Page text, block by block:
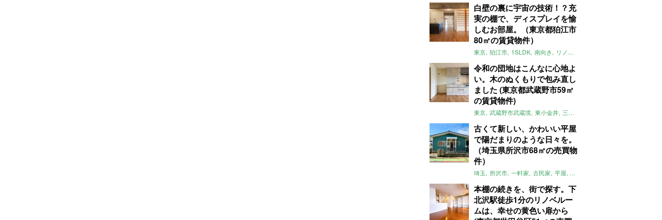
白壁の裏に宇宙の技術！？充
実の棚で、ディスプレイを愉
しむお部屋。（東京都狛江市
80㎡の賃貸物件）
東京 狛江市 1SLDK 南向き リノベ
令和の団地はこんなに心地よ
い。木のぬくもりで包み直し
ました (東京都武蔵野市59㎡
の賃貸物件)
東京 武蔵野市武蔵境 東小金井 三鷹
古くて新しい、かわいい平屋
で陽だまりのような日々を。
（埼玉県所沢市68㎡の売買物
件）
埼玉 所沢市 一軒家 古民家 平屋 庭
本棚の続きを、街で探す。下
北沢駅徒歩1分のリノベルー
ムは、幸せの黄色い扉から